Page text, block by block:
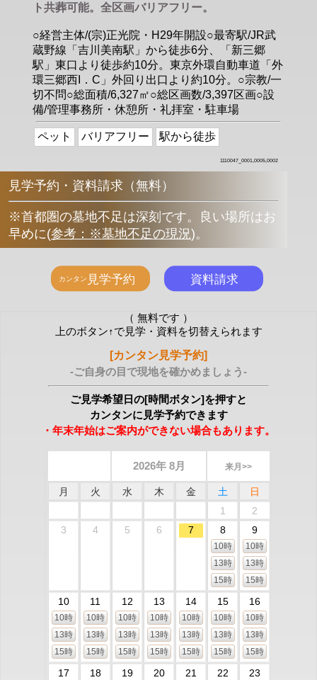
ト共葬可能。全区画バリアフリー。
○経営主体/(宗)正光院・H29年開設○最寄駅/JR武
蔵野線「吉川美南駅」から徒歩6分、「新三郷
駅」東口より徒歩約10分。東京外環自動車道「外
環三郷西I．C」外回り出口より約10分。○宗教/一
切不問○総面積/6,327㎡○総区画数/3,397区画○設
備/管理事務所・休憩所・礼拝室・駐車場
ペット バリアフリー 駅から徒歩
1110047_0001,0005,0002
見学予約・資料請求（無料）
※首都圏の墓地不足は深刻です。良い場所はお
早めに(参考：※墓地不足の現況)。
（ 無料です ）
上のボタン↑で見学・資料を切替えられます
[カンタン見学予約]
-ご自身の目で現地を確かめましょう-
ご見学希望日の[時間ボタン]を押すと
カンタンに見学予約できます
・年末年始はご案内ができない場合もあります。
2026年 8月 来月>>
月 火 水 木 金 土
日
1
2
3
4 5 6 7 8
10時
13時
15時
9
10時
13時
15時
10
10時
13時
15時
11
10時
13時
15時
12
10時
13時
15時
13
10時
13時
15時
14
10時
13時
15時
15
10時
13時
15時
16
10時
13時
15時
17 18 19 20 21 22 23